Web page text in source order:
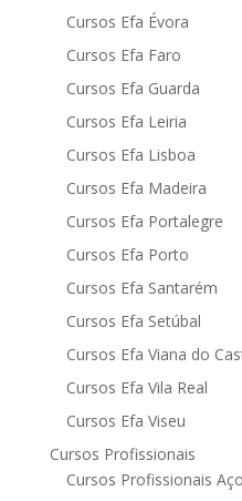
Cursos Efa Évora
Cursos Efa Faro
Cursos Efa Guarda
Cursos Efa Leiria
Cursos Efa Lisboa
Cursos Efa Madeira
Cursos Efa Portalegre
Cursos Efa Porto
Cursos Efa Santarém
Cursos Efa Setúbal
Cursos Efa Viana do
Cursos Efa Vila Real
Cursos Efa Viseu
Cursos Profissionais
Cursos Profissionais